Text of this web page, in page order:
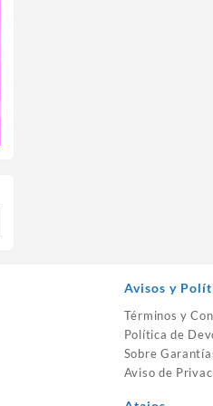
Avisos y
Términos y
Política de
Sobre
Aviso de